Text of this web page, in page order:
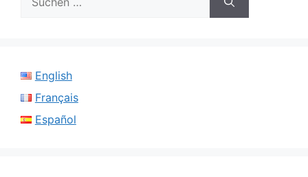
nach:
English
Français
Español